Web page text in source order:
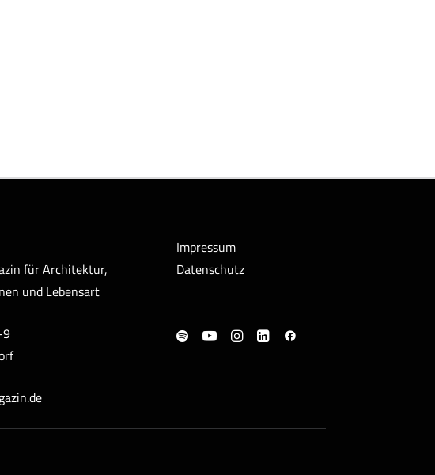
für Architektur,
und Lebensart
9
Impressum
Datenschutz